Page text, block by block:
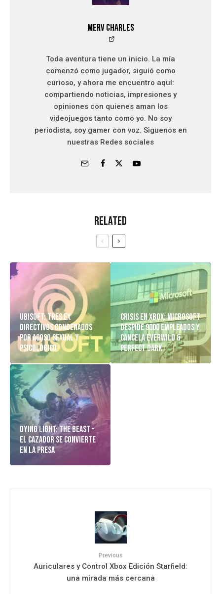
Merv Charles
Toda aventura tiene un inicio. La mía
comenzó como jugador, siguió como
curioso, y ahora me encuentro aquí:
compartiendo noticias, impresiones y
opiniones con quienes aman los
videojuegos tanto como yo. No soy
periodista, soy gamer con voz. Siguenos en
nuestras Redes sociales
Related
Ubisoft: Tres Ex
Directivos Condenados
Por Acoso Sexual y
Psicológico
Crisis en Xbox: Microsoft
despide 9000 empleados y
cancela Everwild &
Perfect Dark
Dying Light: The Beast –
El cazador Se Convierte
En La Presa
Previous
Auriculares y Control Xbox Edición Starfield:
una mirada más cercana